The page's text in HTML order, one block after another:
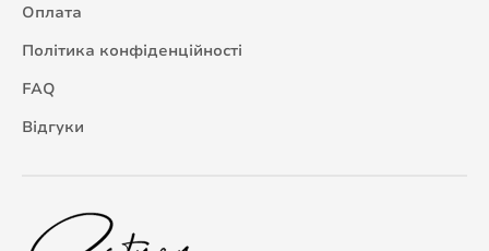
Оплата
Політика конфіденційності
FAQ
Відгуки